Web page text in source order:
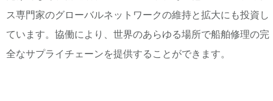
ス専門家のグローバルネットワークの維持と拡大にも投資し
ています。協働により、世界のあらゆる場所で船舶修理の完
全なサプライチェーンを提供することができます。